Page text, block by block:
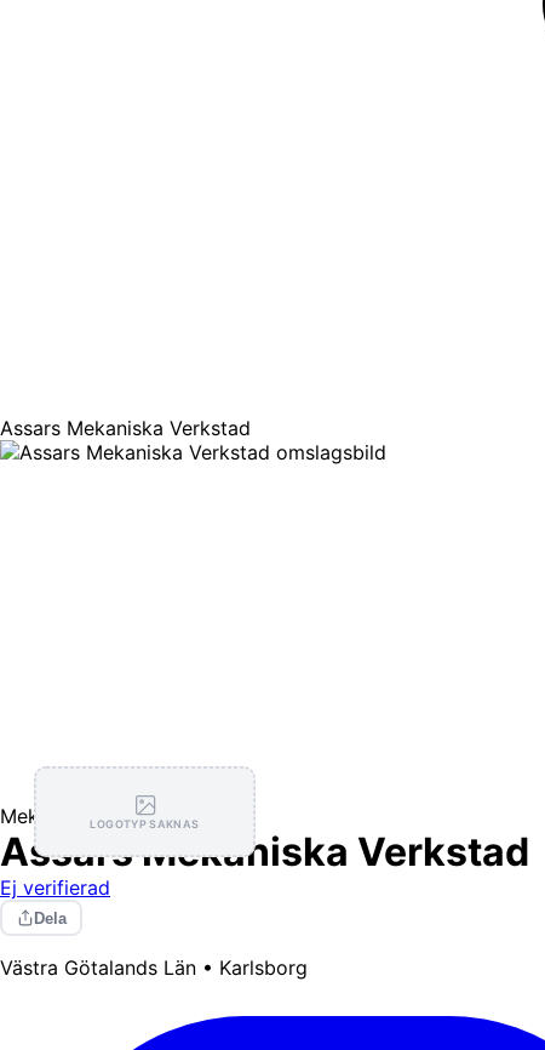
Assars Mekaniska Verkstad
LOGOTYP SAKNAS
Mekanisk Verkstad
Assars Mekaniska Verkstad
Ej verifierad
Dela
Västra Götalands Län • Karlsborg